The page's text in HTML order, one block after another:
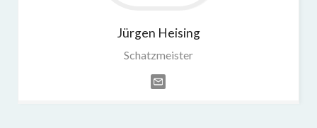
Jürgen Heising
Schatzmeister